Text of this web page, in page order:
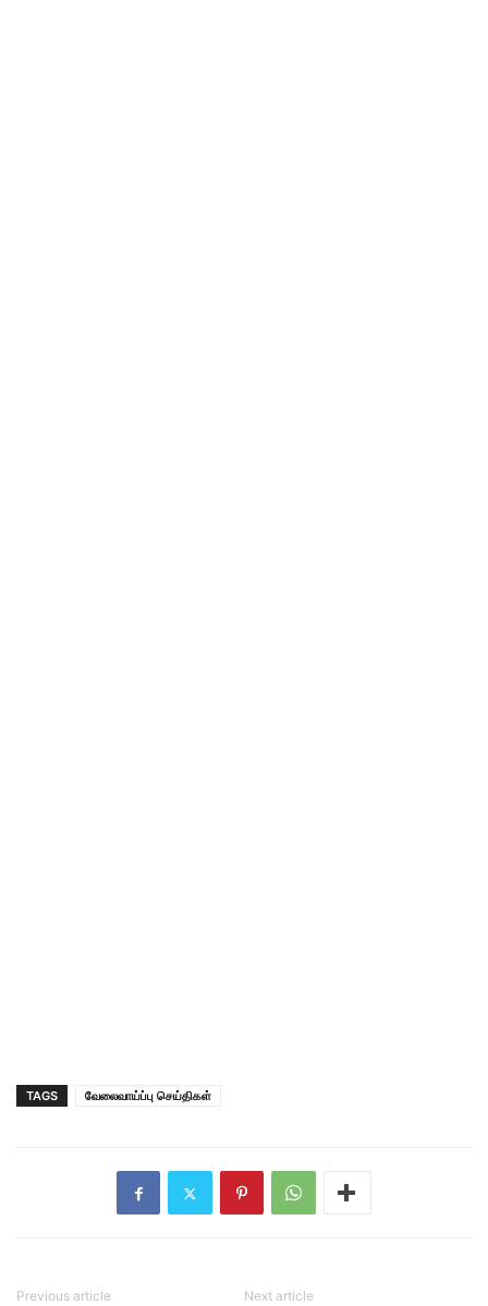
TAGS வேலைவாய்ப்பு செய்திகள்
Previous article Next article